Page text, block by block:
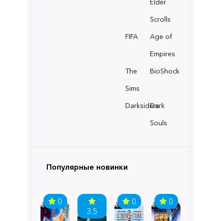
Elder
Scrolls
FIFA
Age of
Empires
The
Sims
BioShock
Darksiders
Dark
Souls
Популярные новинки
0
3.5
0 0